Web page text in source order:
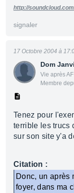
http://
signaler
Dom
Vie après
Membre
17 Octobre 2004 à
Tenez pour
terrible les trucs
sur son site y'a
Citation :
Donc, un après
foyer, dans ma